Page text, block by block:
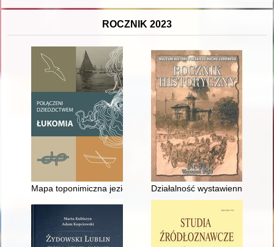
ROCZNIK 2023
Mapa toponimiczna jeziora Łukomie (Charzykowskiego) na
Działalność wystawiennicza